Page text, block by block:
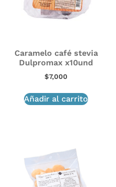
Caramelo café stevia
Dulpromax x10und
$7,000
Añadir al carrito